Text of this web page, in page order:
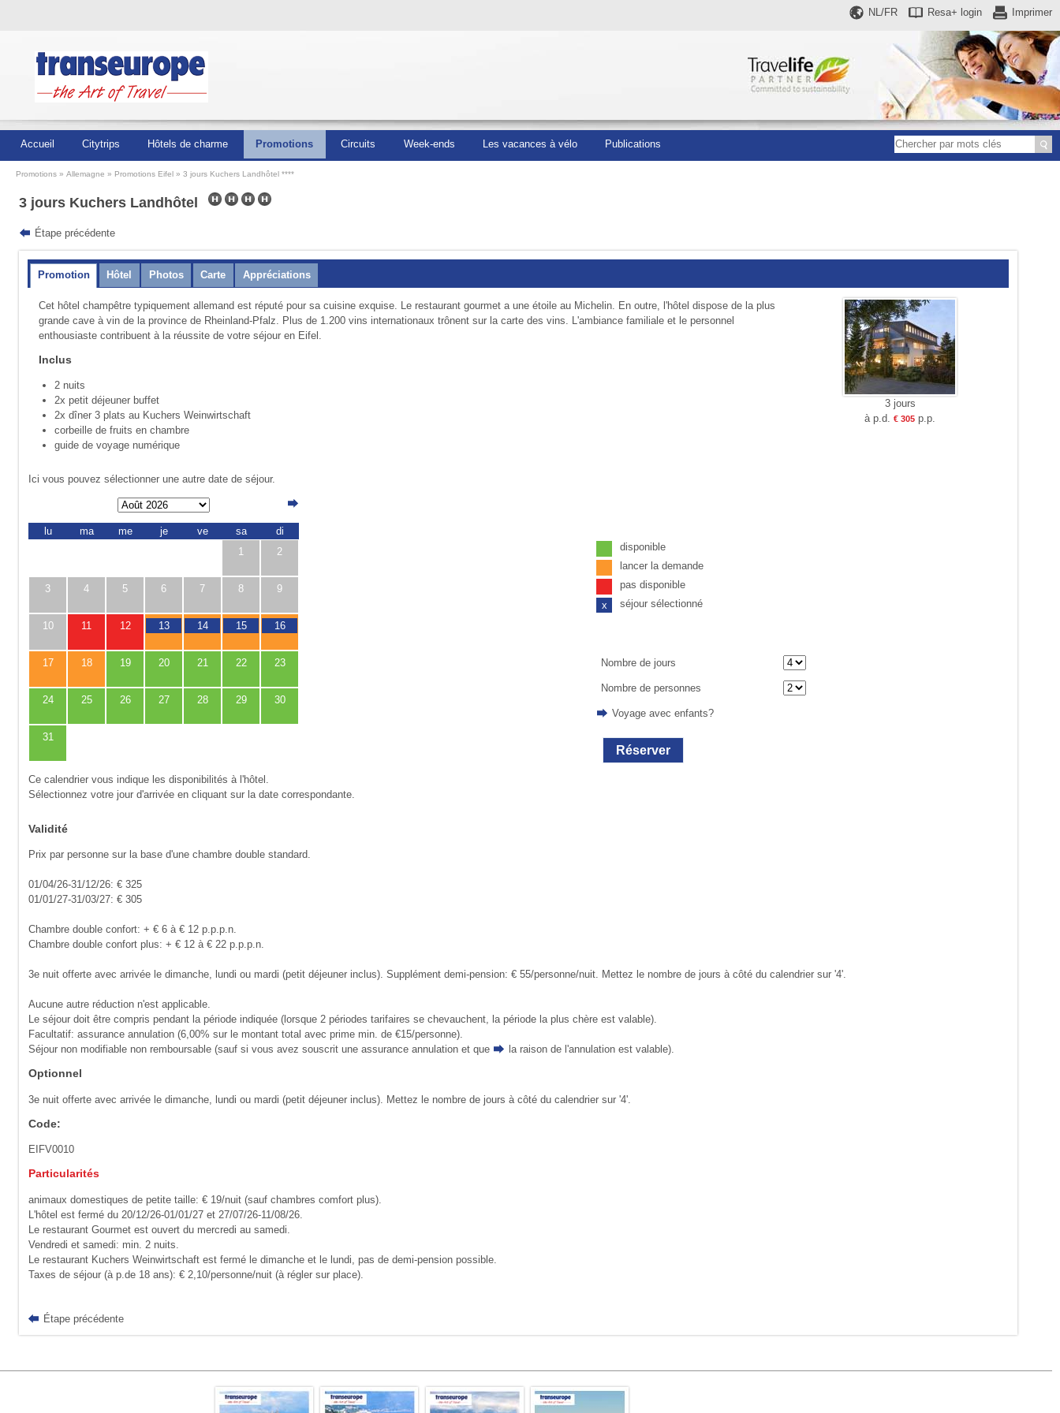
Imprimer
Resa+ login
NL/FR
Accueil Citytrips Hôtels de charme Promotions Circuits Week-ends Les vacances à vélo Publications
Promotions Allemagne Promotions Eifel 3 jours Kuchers Landhôtel ****
3 jours Kuchers Landhôtel
Étape précédente
Promotion Hôtel Photos Carte Appréciations
Cet hôtel champêtre typiquement allemand est réputé pour sa cuisine exquise. Le restaurant gourmet a une étoile au Michelin. En outre, l'hôtel dispose de la plus
grande cave à vin de la province de Rheinland-Pfalz. Plus de 1.200 vins internationaux trônent sur la carte des vins. L'ambiance familiale et le personnel
enthousiaste contribuent à la réussite de votre séjour en Eifel.
Inclus
2 nuits
2x petit déjeuner buffet
2x dîner 3 plats au Kuchers Weinwirtschaft
corbeille de fruits en chambre
guide de voyage numérique
3 jours
à p.d.€ 305 p.p.
Ici vous pouvez sélectionner une autre date de séjour.
lu ma me je ve sa
di
1
2
3 4 5 6 7 8 9
10 11 12 13 14 15 16
17 18 19 20 21 22 23
24 25 26 27 28 29 30
31
Ce calendrier vous indique les disponibilités à l'hôtel.
Sélectionnez votre jour d'arrivée en cliquant sur la date correspondante.
disponible
lancer la demande
pas disponible
x
séjour sélectionné
Nombre de jours
Nombre de personnes
Voyage avec enfants?
Réserver
Validité
Prix par personne sur la base d'une chambre double standard.
01/04/26-31/12/26: € 325
01/01/27-31/03/27: € 305
Chambre double confort: + € 6 à € 12 p.p.p.n.
Chambre double confort plus: + € 12 à € 22 p.p.p.n.
3e nuit offerte avec arrivée le dimanche, lundi ou mardi (petit déjeuner inclus). Supplément demi-pension: € 55/personne/nuit. Mettez le nombre de jours à côté du calendrier sur '4'.
Aucune autre réduction n'est applicable.
Le séjour doit être compris pendant la période indiquée (lorsque 2 périodes tarifaires se chevauchent, la période la plus chère est valable).
Facultatif: assurance annulation (6,00% sur le montant total avec prime min. de €15/personne).
Séjour non modifiable non remboursable (sauf si vous avez souscrit une assurance annulation et que
la raison de l'annulation est valable).
Optionnel
3e nuit offerte avec arrivée le dimanche, lundi ou mardi (petit déjeuner inclus). Mettez le nombre de jours à côté du calendrier sur '4'.
Code:
EIFV0010
Particularités
animaux domestiques de petite taille: € 19/nuit (sauf chambres comfort plus).
L'hôtel est fermé du 20/12/26-01/01/27 et 27/07/26-11/08/26.
Le restaurant Gourmet est ouvert du mercredi au samedi.
Vendredi et samedi: min. 2 nuits.
Le restaurant Kuchers Weinwirtschaft est fermé le dimanche et le lundi, pas de demi-pension possible.
Taxes de séjour (à p.de 18 ans): € 2,10/personne/nuit (à régler sur place).
Étape précédente